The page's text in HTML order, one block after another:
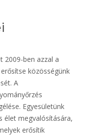
2009-ben azzal a
közösségünk
A
Egyesületünk
élet megvalósítására,
erősítik